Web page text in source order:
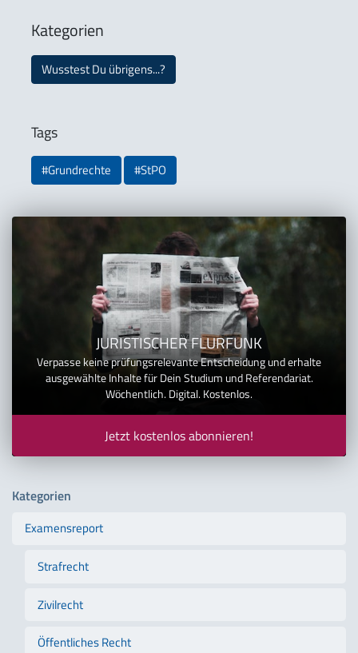
Kategorien
Wusstest Du übrigens...?
Tags
#Grundrechte #StPO
JURISTISCHER FLURFUNK
Verpasse keine prüfungsrelevante Entscheidung und erhalte
ausgewählte Inhalte für Dein Studium und Referendariat.
Wöchentlich. Digital. Kostenlos.
Jetzt kostenlos abonnieren!
Kategorien
Examensreport
Strafrecht
Zivilrecht
Öffentliches Recht